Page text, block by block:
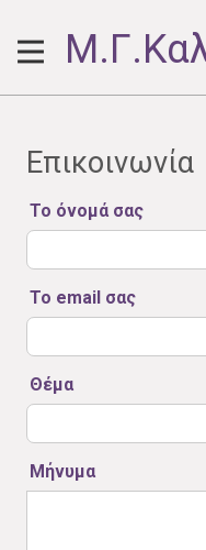
Επικοινωνία
Το όνομά σας
Το email σας
Θέμα
Μήνυμα